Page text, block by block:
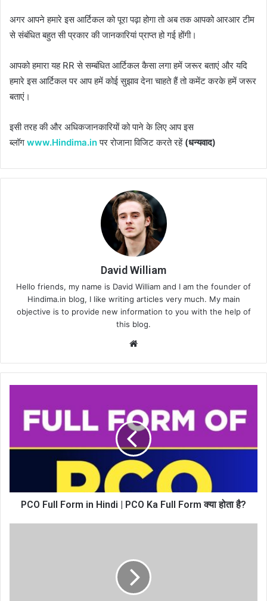
अगर आपने हमारे इस आर्टिकल को पूरा पढ़ा होगा तो अब तक आपको आरआर टीम
से संबंधित बहुत सी प्रकार की जानकारियां प्राप्त हो गई होंगी।
आपको हमारा यह RR से सम्बंधित आर्टिकल कैसा लगा हमें जरूर बताएं और यदि
हमारे इस आर्टिकल पर आप हमें कोई सुझाव देना चाहते हैं तो कमेंट करके हमें जरूर
बताएं।
इसी तरह की और अधिकजानकारियों को पाने के लिए आप इस
ब्लॉग www.Hindima.inपर रोजाना विजिट करते रहें (धन्यवाद)
David William
Hello friends, my name is David William and I am the founder of
Hindima.in blog, I like writing articles very much. My main
objective is to provide new information to you with the help of
this blog.
PCO Full Form in Hindi | PCO Ka Full Form क्या होता है?